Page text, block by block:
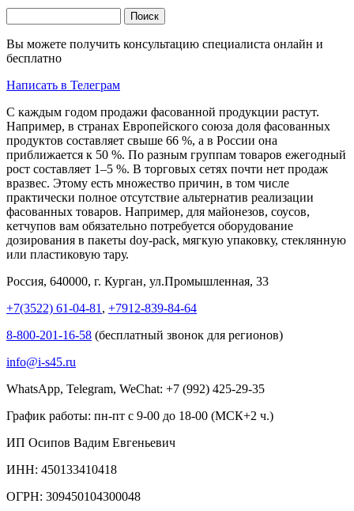
Вы можете получить консультацию специалиста онлайн и
бесплатно
Написать в Телеграм
С каждым годом продажи фасованной продукции растут.
Например, в странах Европейского союза доля фасованных
продуктов составляет свыше 66 %, а в России она
приближается к 50 %. По разным группам товаров ежегодный
рост составляет 1–5 %. В торговых сетях почти нет продаж
вразвес. Этому есть множество причин, в том числе
практически полное отсутствие альтернатив реализации
фасованных товаров. Например, для майонезов, соусов,
кетчупов вам обязательно потребуется оборудование
дозирования в пакеты doy-pack, мягкую упаковку, стеклянную
или пластиковую тару.
Россия, 640000, г. Курган, ул.Промышленная, 33
+7(3522) 61-04-81 , +7912-839-84-64
8-800-201-16-58 (бесплатный звонок для регионов)
info@i-s45.ru
WhatsApp, Telegram, WeChat: +7 (992) 425-29-35
График работы: пн-пт с 9-00 до 18-00 (МСК+2 ч.)
ИП Осипов Вадим Евгеньевич
ИНН: 450133410418
ОГРН: 309450104300048